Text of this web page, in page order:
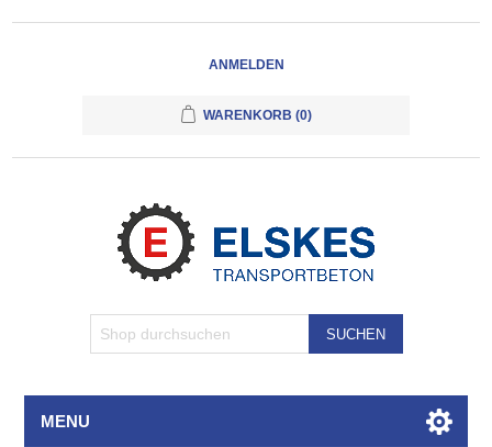
ANMELDEN
WARENKORB (0)
SUCHEN
MENU